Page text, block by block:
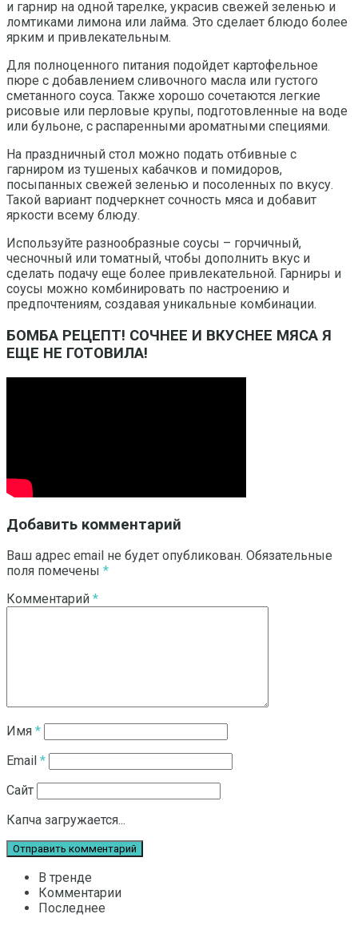
и гарнир на одной тарелке, украсив свежей зеленью и
ломтиками лимона или лайма. Это сделает блюдо более
ярким и привлекательным.
Для полноценного питания подойдет картофельное
пюре с добавлением сливочного масла или густого
сметанного соуса. Также хорошо сочетаются легкие
рисовые или перловые крупы, подготовленные на воде
или бульоне, с распаренными ароматными специями.
На праздничный стол можно подать отбивные с
гарниром из тушеных кабачков и помидоров,
посыпанных свежей зеленью и посоленных по вкусу.
Такой вариант подчеркнет сочность мяса и добавит
яркости всему блюду.
Используйте разнообразные соусы – горчичный,
чесночный или томатный, чтобы дополнить вкус и
сделать подачу еще более привлекательной. Гарниры и
соусы можно комбинировать по настроению и
предпочтениям, создавая уникальные комбинации.
БОМБА РЕЦЕПТ! СОЧНЕЕ И ВКУСНЕЕ МЯСА Я
ЕЩЕ НЕ ГОТОВИЛА!
Добавить комментарий
Ваш адрес email не будет опубликован. Обязательные
поля помечены *
Комментарий *
Имя *
Email *
Сайт
Капча загружается...
В тренде
Комментарии
Последнее